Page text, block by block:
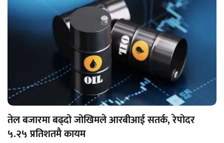
तेल बजारमा बढ्दो जोखिमले आरबीआई सतर्क, रेपोदर
५.२५ प्रतिशतमै कायम